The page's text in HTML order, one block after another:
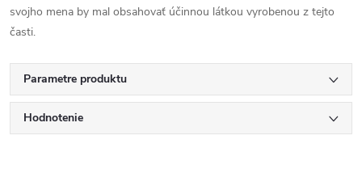
svojho mena by mal obsahovať účinnou látkou vyrobenou z tejto
časti.
Parametre produktu
Hodnotenie